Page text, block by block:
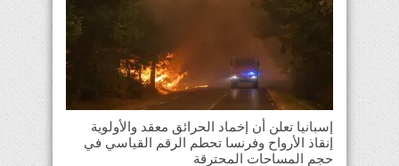
إسبانيا تعلن أن إخماد الحرائق معقد والأولوية
إنقاذ الأرواح وفرنسا تحطم الرقم القياسي في
حجم المساحات المحترقة